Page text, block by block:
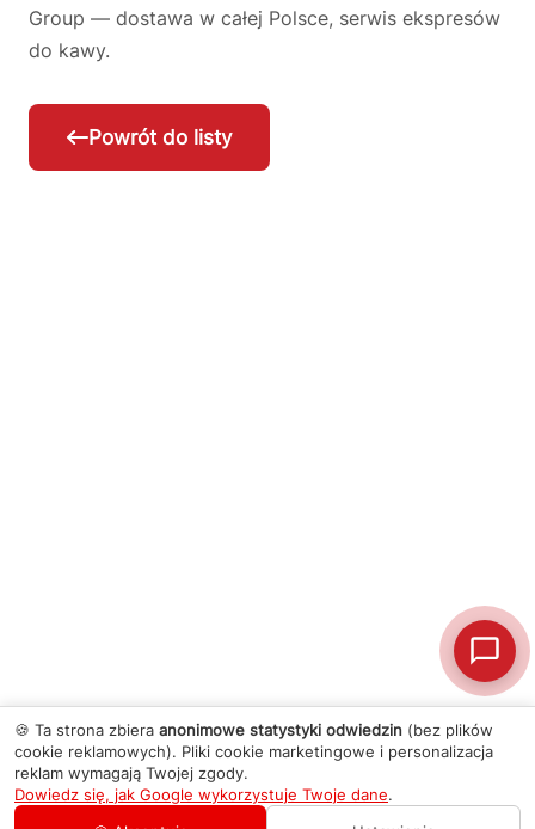
Group — dostawa w całej Polsce, serwis ekspresów
do kawy.
Powrót do listy
🍪 Ta strona zbiera anonimowe statystyki odwiedzin (bez plików
cookie reklamowych). Pliki cookie marketingowe i personalizacja
reklam wymagają Twojej zgody.
Dowiedz się, jak Google wykorzystuje Twoje dane.